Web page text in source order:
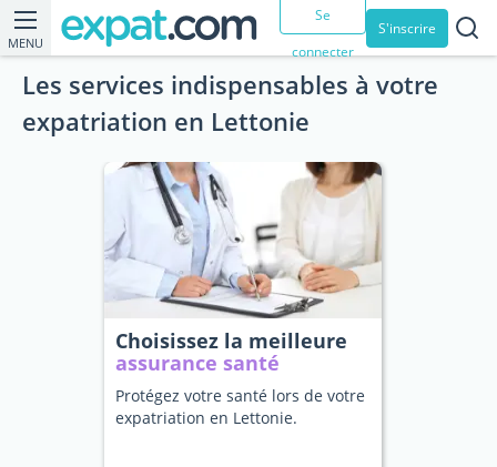
MENU
Se
connecter
S'inscrire
Les services indispensables à votre
expatriation en Lettonie
Choisissez la meilleure
assurance santé
Protégez votre santé lors de votre
expatriation en Lettonie.